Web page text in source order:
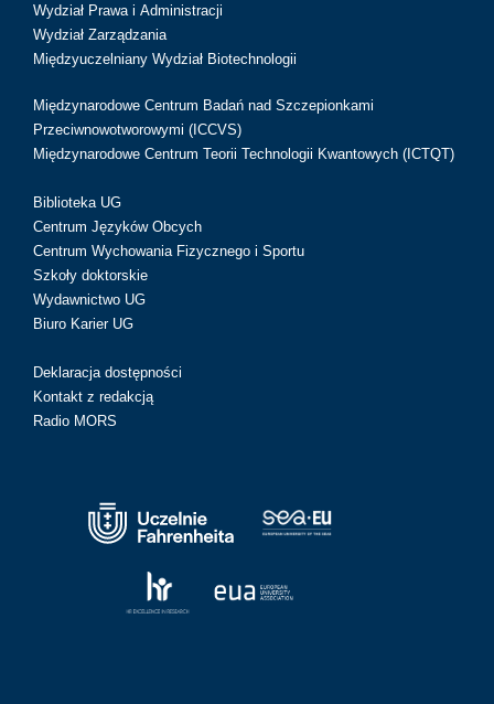
Wydział Prawa i Administracji
Wydział Zarządzania
Międzyuczelniany Wydział Biotechnologii
Międzynarodowe Centrum Badań nad Szczepionkami
Przeciwnowotworowymi (ICCVS)
Międzynarodowe Centrum Teorii Technologii Kwantowych (ICTQT)
Biblioteka UG
Centrum Języków Obcych
Centrum Wychowania Fizycznego i Sportu
Szkoły doktorskie
Wydawnictwo UG
Biuro Karier UG
Deklaracja dostępności
Kontakt z redakcją
Radio MORS